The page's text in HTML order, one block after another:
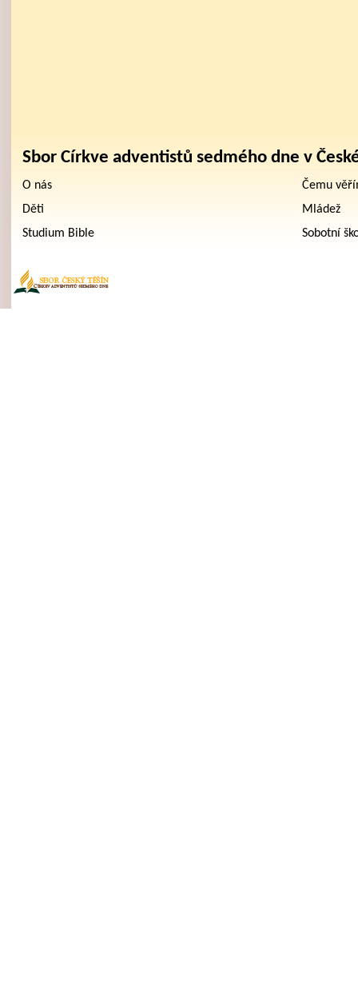
Sbor Církve adventistů sedmého dne v
O nás
Čemu
Děti
Mládež
Studium Bible
Sobotní